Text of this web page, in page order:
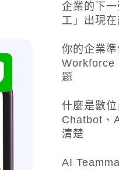
企業的下
工」出現
你的企業
Workforce
題
什麼是數位
Chatbot、
清楚
AI